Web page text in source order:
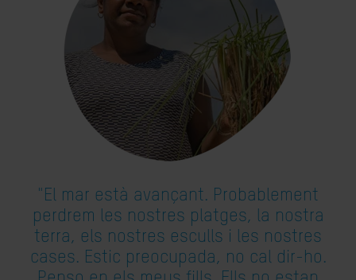
"El mar està avançant. Probablement
perdrem les nostres platges, la nostra
terra, els nostres esculls i les nostres
cases. Estic preocupada, no cal dir-ho.